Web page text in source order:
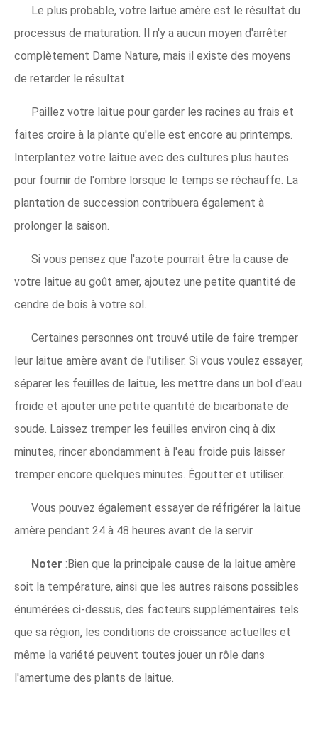
Le plus probable, votre laitue amère est le résultat du
processus de maturation. Il n'y a aucun moyen d'arrêter
complètement Dame Nature, mais il existe des moyens
de retarder le résultat.
Paillez votre laitue pour garder les racines au frais et
faites croire à la plante qu'elle est encore au printemps.
Interplantez votre laitue avec des cultures plus hautes
pour fournir de l'ombre lorsque le temps se réchauffe. La
plantation de succession contribuera également à
prolonger la saison.
Si vous pensez que l'azote pourrait être la cause de
votre laitue au goût amer, ajoutez une petite quantité de
cendre de bois à votre sol.
Certaines personnes ont trouvé utile de faire tremper
leur laitue amère avant de l'utiliser. Si vous voulez essayer,
séparer les feuilles de laitue, les mettre dans un bol d'eau
froide et ajouter une petite quantité de bicarbonate de
soude. Laissez tremper les feuilles environ cinq à dix
minutes, rincer abondamment à l'eau froide puis laisser
tremper encore quelques minutes. Égoutter et utiliser.
Vous pouvez également essayer de réfrigérer la laitue
amère pendant 24 à 48 heures avant de la servir.
Noter :Bien que la principale cause de la laitue amère
soit la température, ainsi que les autres raisons possibles
énumérées ci-dessus, des facteurs supplémentaires tels
que sa région, les conditions de croissance actuelles et
même la variété peuvent toutes jouer un rôle dans
l'amertume des plants de laitue.